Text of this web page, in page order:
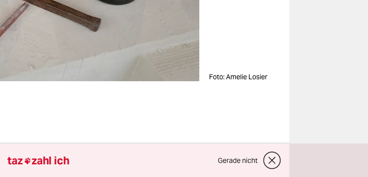
Foto: Amelie Losier
taz zahl ich Gerade nicht